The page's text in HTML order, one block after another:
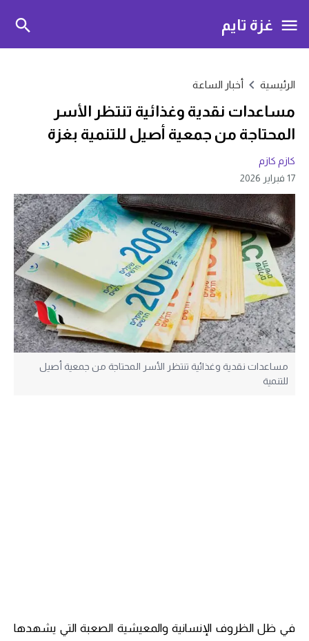
غزة تايم
الرئيسية أخبار الساعة
مساعدات نقدية وغذائية تنتظر الأسر
المحتاجة من جمعية أصيل للتنمية بغزة
كازم كازم
17 فبراير 2026
مساعدات نقدية وغذائية تنتظر الأسر المحتاجة من جمعية أصيل
للتنمية
في ظل الظروف الإنسانية والمعيشية الصعبة التي يشهدها